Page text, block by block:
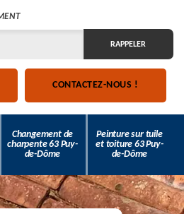
CONTACTEZ-NOUS !
Changement de
charpente 63 Puy-
de-Dôme
Peinture sur tuile
et toiture 63 Puy-
de-Dôme